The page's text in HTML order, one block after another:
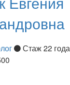
Стаж 22 года